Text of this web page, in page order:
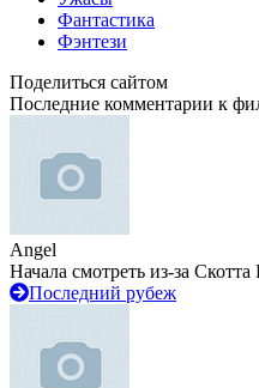
Фантастика
Фэнтези
Поделиться сайтом
Последние комментарии к
Angel
Начала смотреть из-за
Последний рубеж